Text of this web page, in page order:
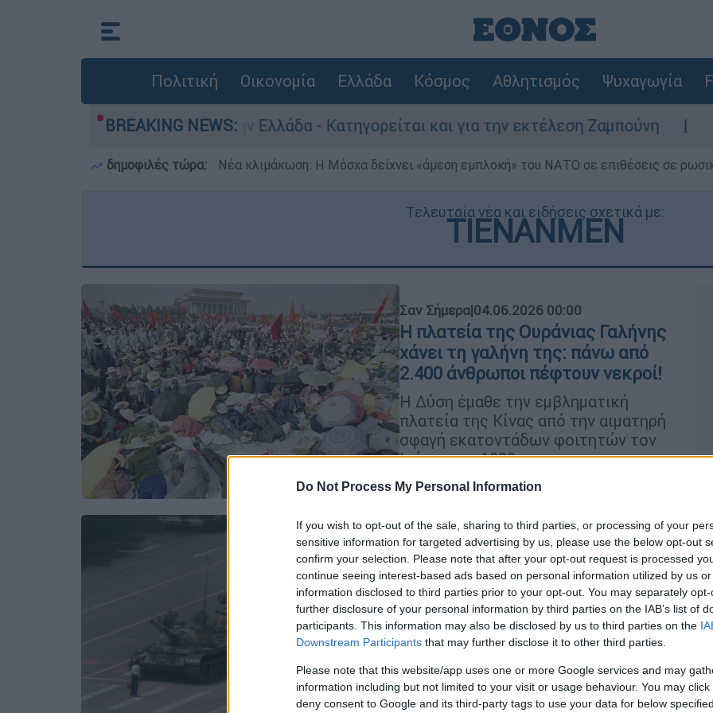
Do Not Process My Personal Information
If you wish to opt-out of the sale, sharing to third parties, or processing of your
sensitive information for targeted advertising by us, please use the below opt-out
confirm your selection. Please note that after your opt-out request is processed
continue seeing interest-based ads based on personal information utilized by us
information disclosed to third parties prior to your opt-out. You may separately
further disclosure of your personal information by third parties on the IAB’s list of
participants. This information may also be disclosed by us to third parties on the
Downstream Participants that may further disclose it to other third parties.
Please note that this website/app uses one or more Google services and may
information including but not limited to your visit or usage behaviour. You may
deny consent to Google and its third-party tags to use your data for below
Πολιτική Οικονομία Ελλάδα Κόσμος Αθλητισμός Ψυχαγωγία
BREAKING NEWS:
ανθρωποκτονίες στην Ελλάδα - Κατηγορείται και για την εκτέλεση Ζαμπούνη
δημοφιλές τώρα: Νέα κλιμάκωση: Η Μόσχα δείχνει «άμεση εμπλοκή» του ΝΑΤΟ σε επιθέσεις σε
Τελευταία νέα και ειδήσεις σχετικά με:
ΤΙΕΝΑΝΜΕΝ
Σαν Σήμερα|04.06.2026 00:00
Η πλατεία της Ουράνιας Γαλήνης
χάνει τη γαλήνη της: πάνω από
2.400 άνθρωποι πέφτουν νεκροί!
Η Δύση έμαθε την εμβληματική
πλατεία της Κίνας από την αιματηρή
σφαγή εκατοντάδων φοιτητών τον
Ιούνιο του 1989.
Ιστορία|02.06.2021 08:07
Σαν σήμερα 4 Ιουνίου: Η πλατεία
Τιεν Αν Μεν στο Πεκίνο,
πλημμυρίζει από αίμα
4 Ιουνίου του 1989: Στην πλατεία Τιεν
Αν Μεν ή πλατεία της «Ουράνιας
Γαλήνης» στο κέντρο του Πεκίνου,
συντελείται η αιματηρή σφαγή
εκατοντάδων φοιτητών από το